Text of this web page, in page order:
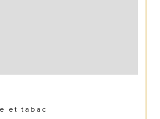
et tabac